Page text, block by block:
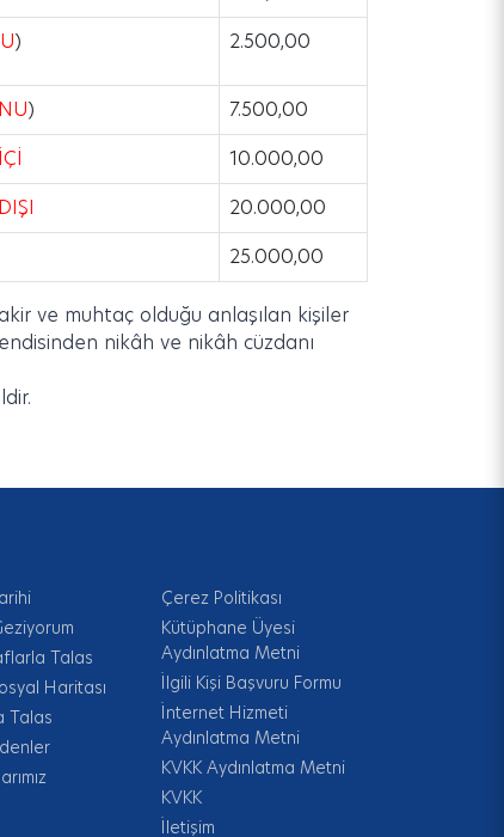
) 2.500,00
)
7.500,00
10.000,00
20.000,00
25.000,00
ve muhtaç olduğu anlaşılan kişiler
nikâh ve nikâh cüzdanı
Talas
Haritası
Talas
Çerez Politikası
Kütüphane Üyesi
Aydınlatma Metni
İlgili Kişi Başvuru Formu
İnternet Hizmeti
Aydınlatma Metni
KVKK Aydınlatma Metni
KVKK
İletişim